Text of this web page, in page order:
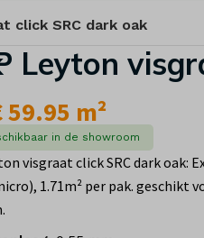
click SRC dark oak
59.95 m²
in de showroom
visgraat click SRC dark oak:
1.71m² per pak.